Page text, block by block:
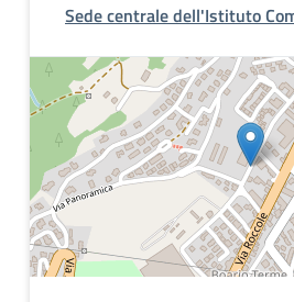
Sede centrale dell'Istituto